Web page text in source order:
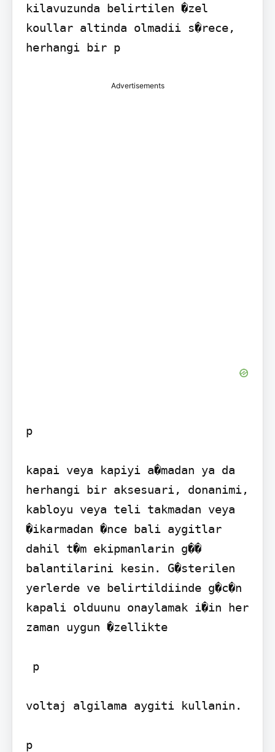
kilavuzunda belirtilen �zel
koullar altinda olmadii s�rece,
herhangi bir p
Advertisements
p
kapai veya kapiyi a�madan ya da
herhangi bir aksesuari, donanimi,
kabloyu veya teli takmadan veya
�ikarmadan �nce bali aygitlar
dahil t�m ekipmanlarin g��
balantilarini kesin. G�sterilen
yerlerde ve belirtildiinde g�c�n
kapali olduunu onaylamak i�in her
zaman uygun �zellikte
voltaj algilama aygiti kullanin.
p